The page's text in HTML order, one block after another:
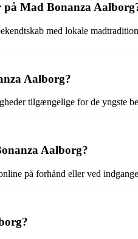
Mad Bonanza
med lokale
Aalborg?
tilgængelige for de yngste
Aalborg?
på forhånd eller ved